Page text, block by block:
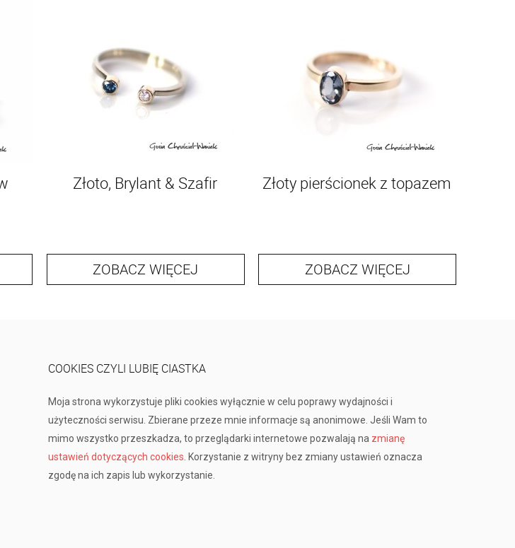
Złoto, Brylant & Szafir
ZOBACZ WIĘCEJ
Złoty pierścionek z topazem
ZOBACZ WIĘCEJ
COOKIES CZYLI LUBIĘ CIASTKA
Moja strona wykorzystuje pliki cookies wyłącznie w celu poprawy wydajności i
użyteczności serwisu. Zbierane przeze mnie informacje są anonimowe. Jeśli Wam to
mimo wszystko przeszkadza, to przeglądarki internetowe pozwalają na zmianę
ustawień dotyczących cookies . Korzystanie z witryny bez zmiany ustawień oznacza
zgodę na ich zapis lub wykorzystanie.